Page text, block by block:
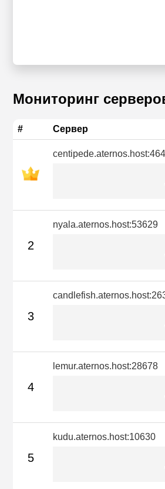
Мониторинг
# Сервер
2
nyala.aternos.host:53629
3
4
lemur.aternos.host:28678
5
kudu.aternos.host:10630